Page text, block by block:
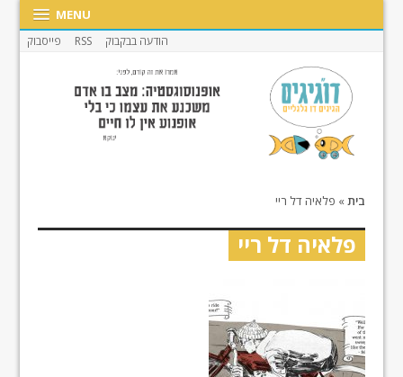
MENU
הודעה בבקבוק RSS פייסבוק
בית» פלאיה דל ריי
פלאיה דל ריי